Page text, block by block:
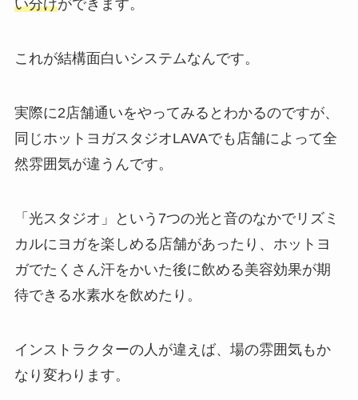
い分けができます。
これが結構面白いシステムなんです。
実際に2店舗通いをやってみるとわかるのですが、
同じホットヨガスタジオLAVAでも店舗によって全
然雰囲気が違うんです。
「光スタジオ」
という7つの光と音のなかでリズミ
カルにヨガを楽しめる店舗があったり、ホットヨ
ガでたくさん汗をかいた後に飲める美容効果が期
待できる水素水を飲めたり。
インストラクターの人が違えば、場の雰囲気もか
なり変わります。